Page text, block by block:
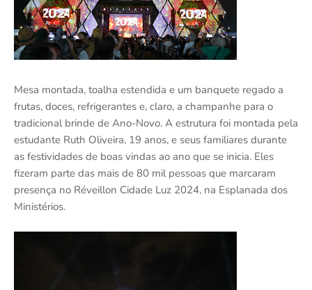
Mesa montada, toalha estendida e um banquete regado a
frutas, doces, refrigerantes e, claro, a champanhe para o
tradicional brinde de Ano-Novo. A estrutura foi montada pela
estudante Ruth Oliveira, 19 anos, e seus familiares durante
as festividades de boas vindas ao ano que se inicia. Eles
fizeram parte das mais de 80 mil pessoas que marcaram
presença no Réveillon Cidade Luz 2024, na Esplanada dos
Ministérios.